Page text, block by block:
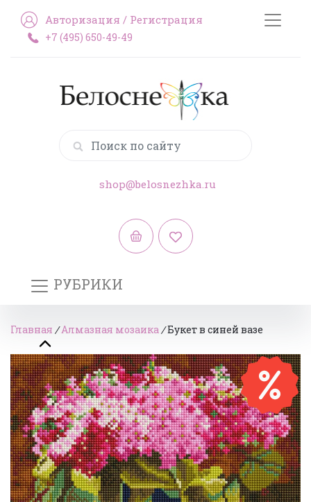
Авторизация / Регистрация
+7 (495) 650-49-49
shop@belosnezhka.ru
РУБРИКИ
Главная /Алмазная мозаика /Букет в синей вазе